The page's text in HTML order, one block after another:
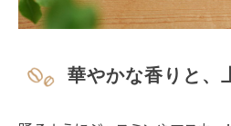
華やかな香りと、